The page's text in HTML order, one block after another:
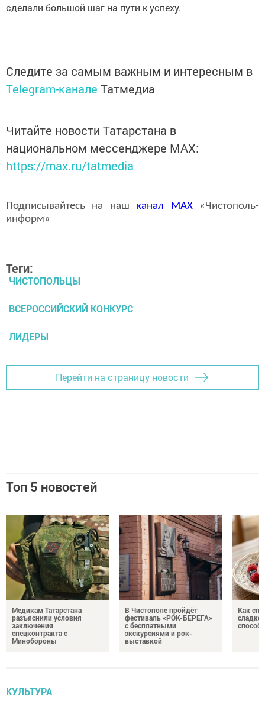
сделали большой шаг на пути к успеху.
Следите за самым важным и интересным в
Telegram-канале Татмедиа
Читайте новости Татарстана в
национальном мессенджере MАХ:
https://max.ru/tatmedia
Подписывайтесь на наш канал MAX«Чистополь-
информ»
Теги:
ЧИСТОПОЛЬЦЫ
ВСЕРОССИЙСКИЙ КОНКУРС
ЛИДЕРЫ
Перейти на страницу новости
Топ 5 новостей
Медикам Татарстана
разъяснили условия
заключения
спецконтракта с
Минобороны
В Чистополе пройдёт
фестиваль «РОК-БЕРЕГА»
с бесплатными
экскурсиями и рок-
выставкой
Как
КУЛЬТУРА